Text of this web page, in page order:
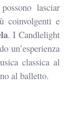
lasciar
coinvolgenti e
. I Candlelight
un’esperienza
classica al
al balletto.